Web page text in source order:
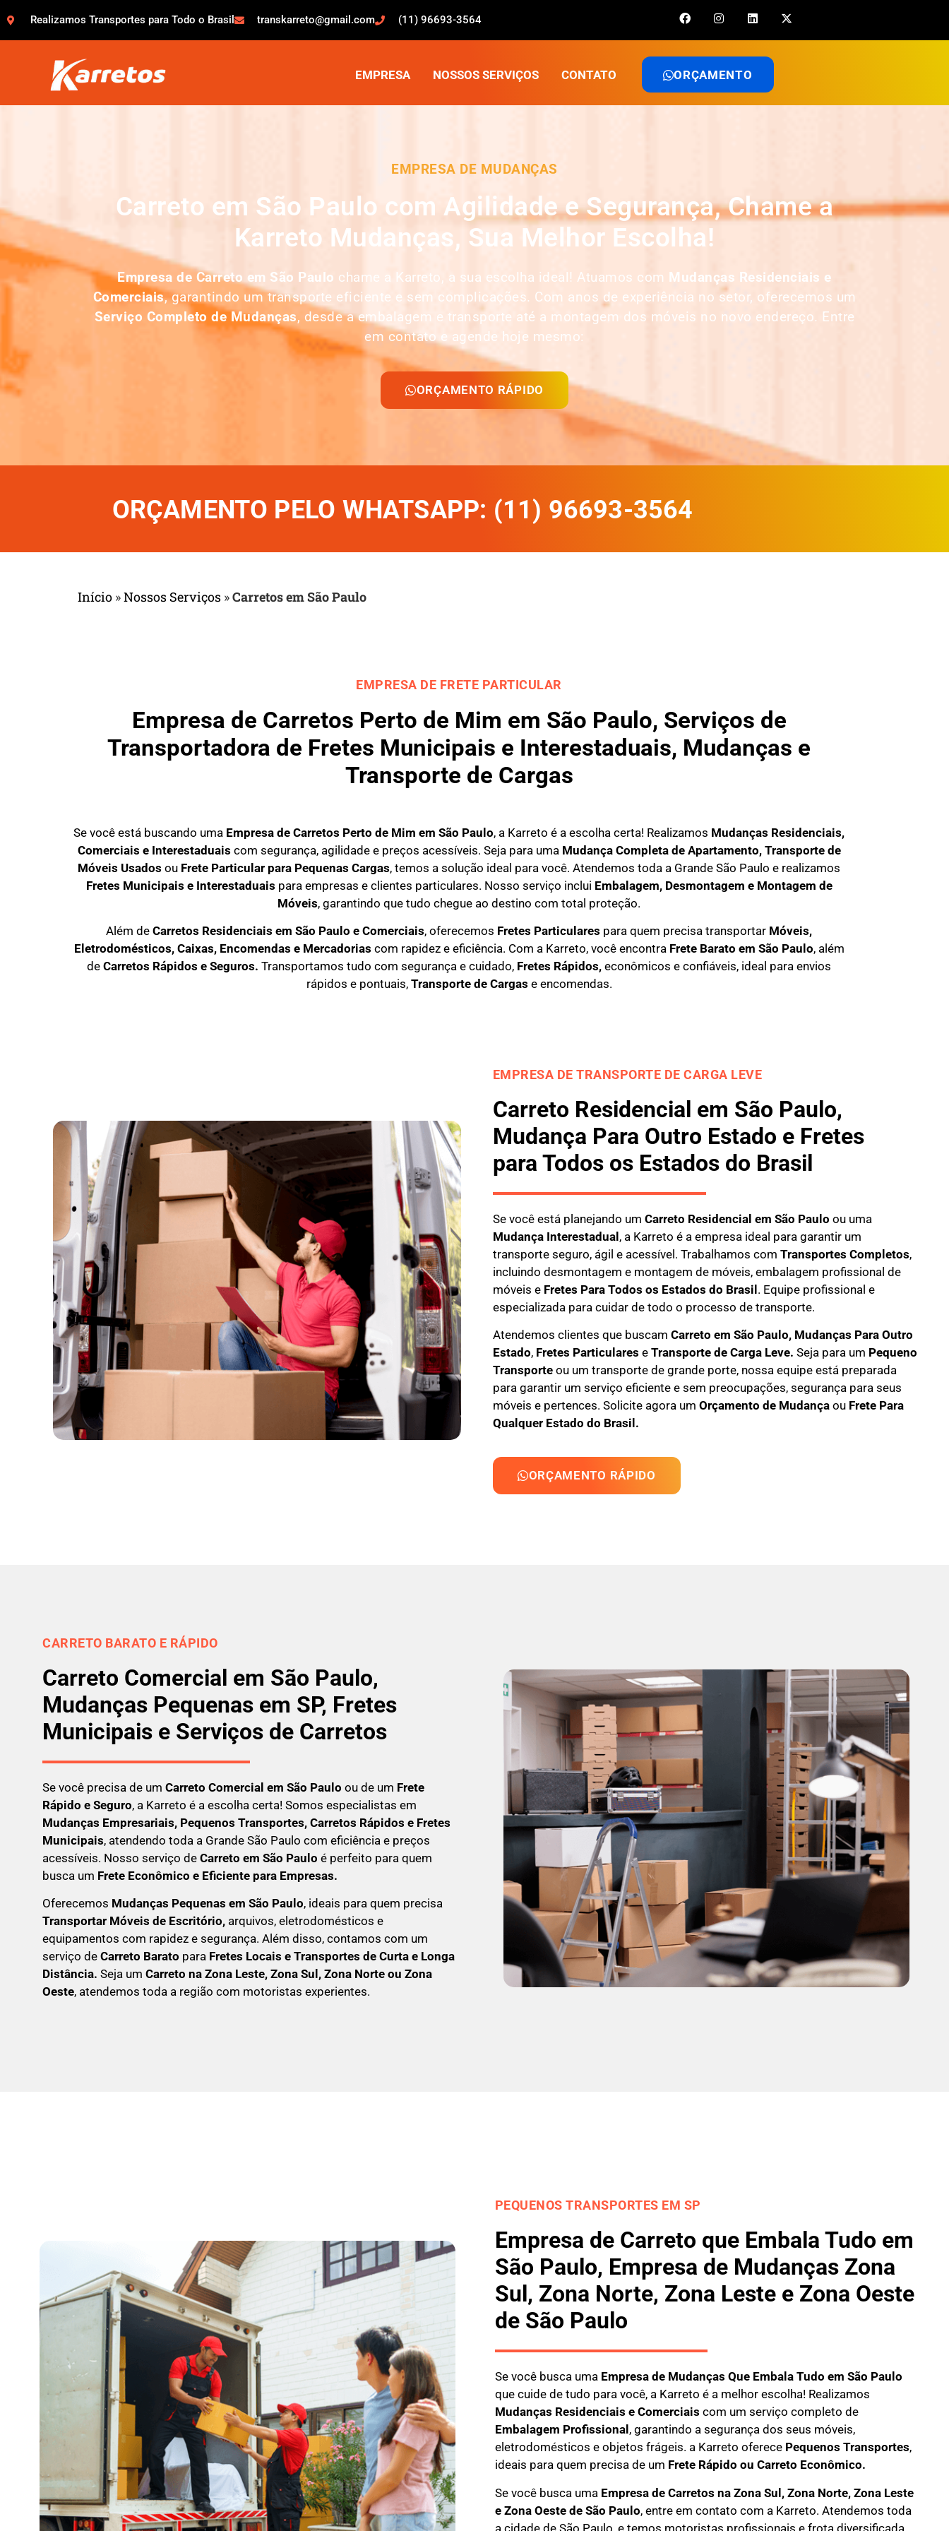
Realizamos Transportes para Todo o Brasil transkarreto@gmail.com (11) 96693-3564
EMPRESA NOSSOS SERVIÇOS CONTATO ORÇAMENTO
EMPRESA DE MUDANÇAS
Carreto em São Paulo com Agilidade e Segurança, Chame a
Karreto Mudanças, Sua Melhor Escolha!
Empresa de Carreto em São Paulo chame a Karreto, a sua escolha ideal! Atuamos com Mudanças Residenciais e
Comerciais, garantindo um transporte eficiente e sem complicações. Com anos de experiência no setor, oferecemos um
Serviço Completo de Mudanças, desde a embalagem e transporte até a montagem dos móveis no novo endereço. Entre
em contato e agende hoje mesmo:
ORÇAMENTO RÁPIDO
ORÇAMENTO PELO WHATSAPP: (11) 96693-3564
Início »Nossos Serviços »Carretos em São Paulo
EMPRESA DE FRETE PARTICULAR
Empresa de Carretos Perto de Mim em São Paulo, Serviços de
Transportadora de Fretes Municipais e Interestaduais, Mudanças e
Transporte de Cargas
Se você está buscando uma Empresa de Carretos Perto de Mim em São Paulo, a Karreto é a escolha certa! Realizamos Mudanças Residenciais,
Comerciais e Interestaduais com segurança, agilidade e preços acessíveis. Seja para uma Mudança Completa de Apartamento, Transporte de
Móveis Usados ou Frete Particular para Pequenas Cargas, temos a solução ideal para você. Atendemos toda a Grande São Paulo e realizamos
Fretes Municipais e Interestaduais para empresas e clientes particulares. Nosso serviço inclui Embalagem, Desmontagem e Montagem de
Móveis, garantindo que tudo chegue ao destino com total proteção.
Além de Carretos Residenciais em São Paulo e Comerciais, oferecemos Fretes Particulares para quem precisa transportar Móveis,
Eletrodomésticos, Caixas, Encomendas e Mercadorias com rapidez e eficiência. Com a Karreto, você encontra Frete Barato em São Paulo, além
de Carretos Rápidos e Seguros. Transportamos tudo com segurança e cuidado, Fretes Rápidos, econômicos e confiáveis, ideal para envios
rápidos e pontuais, Transporte de Cargas e encomendas.
EMPRESA DE TRANSPORTE DE CARGA LEVE
Carreto Residencial em São Paulo,
Mudança Para Outro Estado e Fretes
para Todos os Estados do Brasil
Se você está planejando um Carreto Residencial em São Paulo ou uma
Mudança Interestadual, a Karreto é a empresa ideal para garantir um
transporte seguro, ágil e acessível. Trabalhamos com Transportes Completos,
incluindo desmontagem e montagem de móveis, embalagem profissional de
móveis e Fretes Para Todos os Estados do Brasil. Equipe profissional e
especializada para cuidar de todo o processo de transporte.
Atendemos clientes que buscam Carreto em São Paulo, Mudanças Para Outro
Estado,Fretes Particulares e Transportede Carga Leve. Seja para um Pequeno
Transporteou um transporte de grande porte, nossa equipe está preparada
para garantir um serviço eficiente e sem preocupações, segurança para seus
móveis e pertences. Solicite agora um Orçamento de Mudançaou Frete Para
Qualquer Estado do Brasil.
ORÇAMENTO RÁPIDO
CARRETO BARATO E RÁPIDO
Carreto Comercial em São Paulo,
Mudanças Pequenas em SP, Fretes
Municipais e Serviços de Carretos
Se você precisa de um Carreto Comercial em São Paulo ou de um Frete
Rápido e Seguro, a Karreto é a escolha certa! Somos especialistas em
Mudanças Empresariais, Pequenos Transportes, Carretos Rápidos e Fretes
Municipais, atendendo toda a Grande São Paulo com eficiência e preços
acessíveis. Nosso serviço de Carreto em São Paulo é perfeito para quem
busca um Frete Econômico e Eficiente para Empresas.
Oferecemos Mudanças Pequenas em São Paulo, ideais para quem precisa
Transportar Móveis de Escritório, arquivos, eletrodomésticos e
equipamentos com rapidez e segurança. Além disso, contamos com um
serviço de Carreto Barato para Fretes Locais e Transportes de Curta e Longa
Distância. Seja um Carreto na Zona Leste, Zona Sul, Zona Norte ou Zona
Oeste, atendemos toda a região com motoristas experientes.
PEQUENOS TRANSPORTES EM SP
Empresa de Carreto que Embala Tudo em
São Paulo, Empresa de Mudanças Zona
Sul, Zona Norte, Zona Leste e Zona Oeste
de São Paulo
Se você busca umaEmpresa de Mudanças Que Embala Tudo em São Paulo
que cuide de tudo para você, a Karreto é a melhor escolha! Realizamos
Mudanças Residenciais e Comerciais com um serviço completo de
Embalagem Profissional , garantindo a segurança dos seus móveis,
eletrodomésticos e objetos frágeis. a Karreto oferece Pequenos Transportes,
ideais para quem precisa de um Frete Rápido ou Carreto Econômico.
Se você busca uma Empresa de Carretos na Zona Sul, Zona Norte, Zona Leste
e Zona Oeste de São Paulo, entre em contato com a Karreto. Atendemos toda
a cidade de São Paulo, e temos motoristas profissionais e frota diversificada